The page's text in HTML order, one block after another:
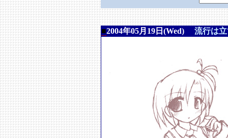
■2004年05月19日(Wed) 流行は